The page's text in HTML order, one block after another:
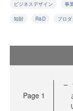
ビジネスデザイン 事
知財 R&D プロ
Page 1